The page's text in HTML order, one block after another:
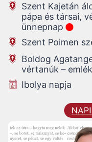
Szent Kajetán
pápa és társai,
ünnepnap
Szent Poimen
Boldog
vértanúk –
Ibolya napja